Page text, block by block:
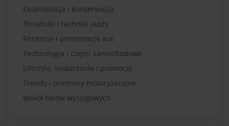
Eksploatacja i konserwacja
Poradniki i techniki jazdy
Recenzje i prezentacje aut
Technologia i części samochodowe
Lifestyle, wydarzenia i promocje
Trendy i premiery motoryzacyjne
Wokół torów wyścigowych